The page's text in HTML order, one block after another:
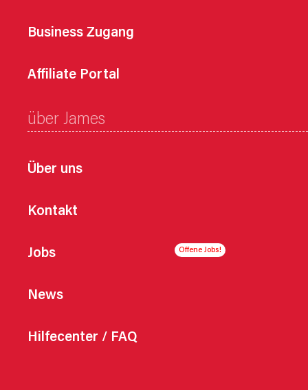
Business Zugang
Affiliate Portal
über James
Über uns
Kontakt
Jobs
News
Hilfecenter / FAQ